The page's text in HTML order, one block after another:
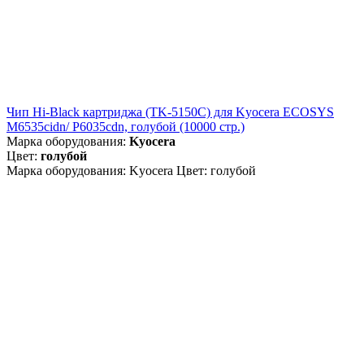
Чип Hi-Black картриджа (TK-5150C) для Kyocera ECOSYS
M6535cidn/ P6035cdn, голубой (10000 стр.)
Марка оборудования: Kyocera
Цвет: голубой
Марка оборудования: Kyocera Цвет: голубой